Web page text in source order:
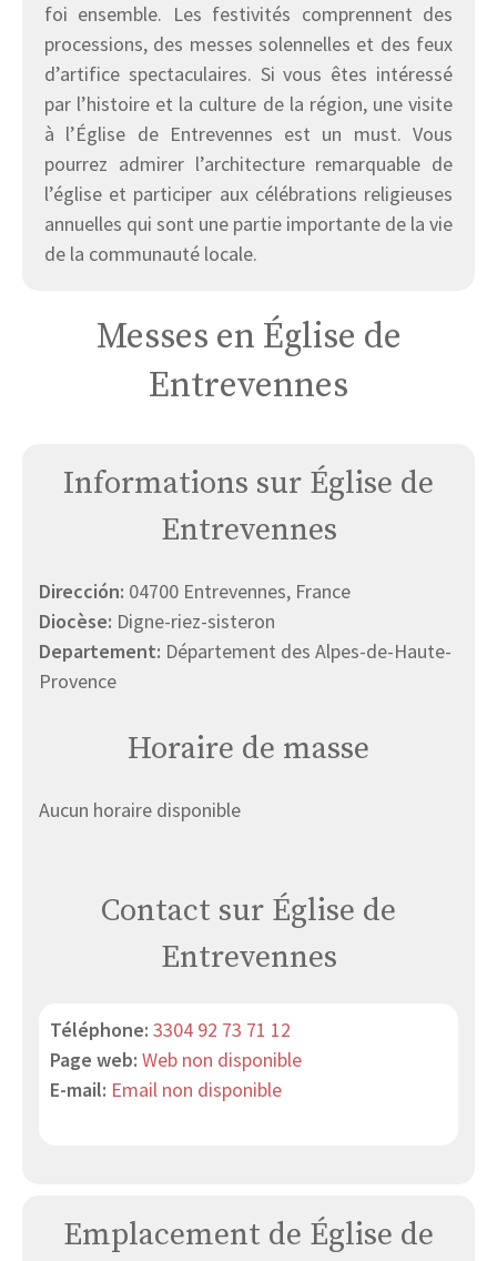
foi ensemble. Les festivités comprennent des
processions, des messes solennelles et des feux
d’artifice spectaculaires. Si vous êtes intéressé
par l’histoire et la culture de la région, une visite
à l’Église de Entrevennes est un must. Vous
pourrez admirer l’architecture remarquable de
l’église et participer aux célébrations religieuses
annuelles qui sont une partie importante de la vie
de la communauté locale.
Messes en Église de
Entrevennes
Informations sur Église de
Entrevennes
Dirección: 04700 Entrevennes, France
Diocèse: Digne-riez-sisteron
Departement: Département des Alpes-de-Haute-
Provence
Horaire de masse
Aucun horaire disponible
Contact sur Église de
Entrevennes
Téléphone: 3304 92 73 71 12
Page web: Web non disponible
E-mail: Email non disponible
Emplacement de Église de